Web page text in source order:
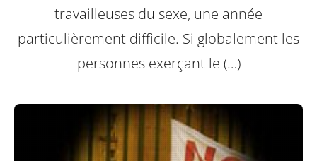
travailleuses du sexe, une année
particulièrement difficile. Si globalement les
personnes exerçant le (…)